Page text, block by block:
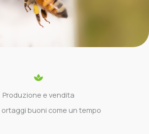
Produzione e vendita
ortaggi buoni come un tempo